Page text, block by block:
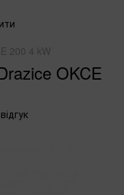
200 4 kW
OKCE